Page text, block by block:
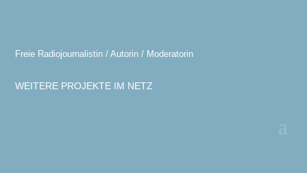
Freie Radiojournalistin / Autorin / Moderatorin
WEITERE PROJEKTE IM NETZ